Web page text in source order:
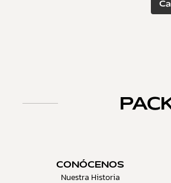
CONÓCENOS
Nuestra Historia